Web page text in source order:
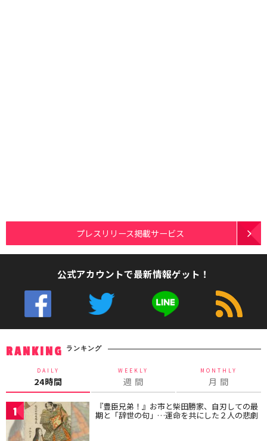
プレスリリース掲載サービス
公式アカウントで最新情報ゲット！
RANKING ランキング
DAILY
24時間
WEEKLY
週 間
MONTHLY
月 間
1 『豊臣兄弟！』お市と柴田勝家、自刃しての最
期と「辞世の句」…運命を共にした２人の悲劇